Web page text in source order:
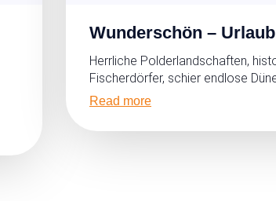
Wunderschön –
Herrliche Polderlandschaften,
Fischerdörfer, schier endlose
Read more